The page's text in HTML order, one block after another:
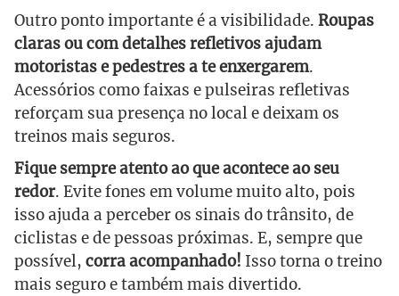
Outro ponto importante é a visibilidade. Roupas
claras ou com detalhes refletivos ajudam
motoristas e pedestres a te enxergarem.
Acessórios como faixas e pulseiras refletivas
reforçam sua presença no local e deixam os
treinos mais seguros.
Fique sempre atento ao que acontece ao seu
redor. Evite fones em volume muito alto, pois
isso ajuda a perceber os sinais do trânsito, de
ciclistas e de pessoas próximas. E, sempre que
possível, corra acompanhado! Isso torna o treino
mais seguro e também mais divertido.